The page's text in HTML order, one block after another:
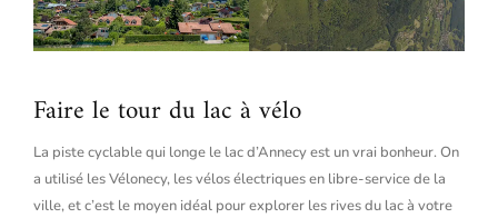
Faire le tour du lac à vélo
La piste cyclable qui longe le lac d’Annecy est un vrai bonheur. On
a utilisé les Vélonecy, les vélos électriques en libre-service de la
ville, et c’est le moyen idéal pour explorer les rives du lac à votre